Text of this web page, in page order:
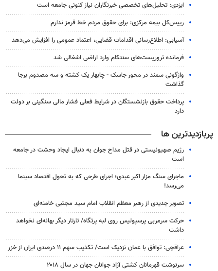
ایزدی: تحلیل‌های تخصصی خبرنگاران نیاز کنونی جامعه است
رییس‌کل بیمه مرکزی: برای حقوق مردم خط قرمز ندارم
آسیابی: اطلاع‌رسانی اقدامات قضایی، اعتماد عمومی را افزایش می‌دهد
فرمانده تروریست‌های سنتکام وارد اراضی اشغالی شد
واژگونی سمند در محور جاسک - چابهار یک کشته و سه مصدوم برجا
گذاشت
پرداخت حقوق بازنشستگان در شرایط فعلی فشار مالی سنگینی بر دولت
دارد
پربازدیدترین ها
رژیم صهیونیستی در قتل مداح جوان به دنبال ایجاد وحشت در جامعه
است
ماجرای سنگ مزار اکبر عبدی؛ اجرای طرحی که به تحول اقتصاد سینما
می‌رسد!
تصویر جدیدی از رهبر معظم انقلاب امام سید مجتبی خامنه‌ای
حرکت سرمربی پرسپولیس روی لبه پرتگاه/ تارتار دیگر بهانه‌ای نخواهد
داشت
عراقچی: توافق با عمان نزدیک است/ تکذیب سهم ۱۱ درصدی ایران از خزر
سرنوشت قهرمانان کشتی آزاد جوانان جهان در سال ۲۰۱۸